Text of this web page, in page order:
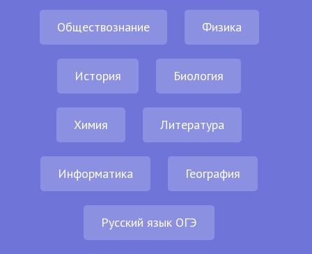
Обществознание Физика
История Биология
Химия Литература
Информатика География
Русский язык ОГЭ